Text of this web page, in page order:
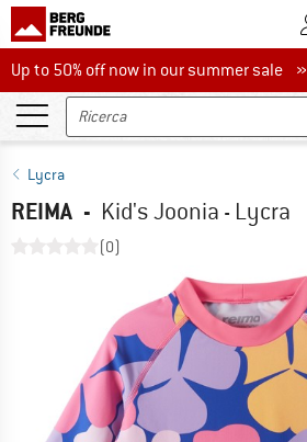
Up to 50% off now in our summer sale
Up to 50% off now in our summer sale »
Lycra
REIMA - Kid's Joonia - Lycra
(0)